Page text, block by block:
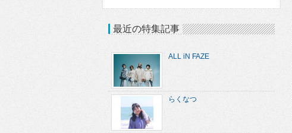
最近の特集記事
ALL iN FAZE
らくなつ